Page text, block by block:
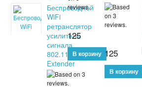
Беспроводной
WiFi
ретранслятор
усилитель
сигнала
802.11N/B/G
Extender
125
125